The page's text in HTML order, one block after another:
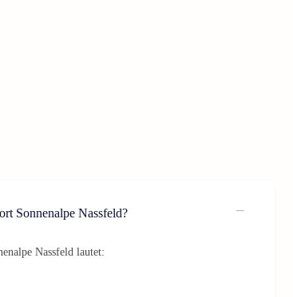
Sonnenalpe Nassfeld?
Nassfeld lautet: